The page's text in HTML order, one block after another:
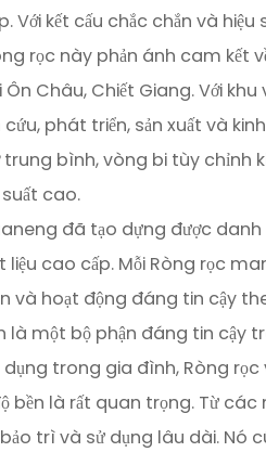
Với kết cấu chắc chắn và
rọc này phản ánh cam kết
Ôn Châu, Chiết Giang. Với
phát triển, sản xuất và
trung bình, vòng bi tùy
suất cao.
đã tạo dựng được
liệu cao cấp. Mỗi Ròng rọc
và hoạt động đáng tin cậy
một bộ phận đáng tin cậy
trong gia đình, Ròng rọc
bền là rất quan trọng. Từ các
bảo trì và sử dụng lâu dài.